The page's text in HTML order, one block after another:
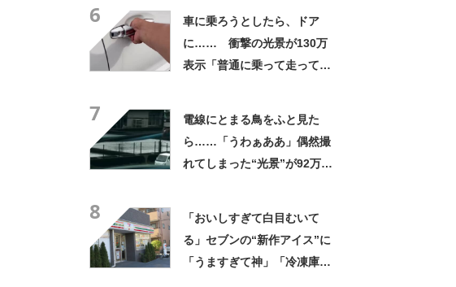
6
車に乗ろうとしたら、ドア
に…… 衝撃の光景が130万
表示「普通に乗って走ってた
7
電線にとまる鳥をふと見た
ら……「うわぁああ」偶然撮
れてしまった“光景”が92万再
8
「おいしすぎて白目むいて
る」セブンの“新作アイス”に
「うますぎて神」「冷凍庫に